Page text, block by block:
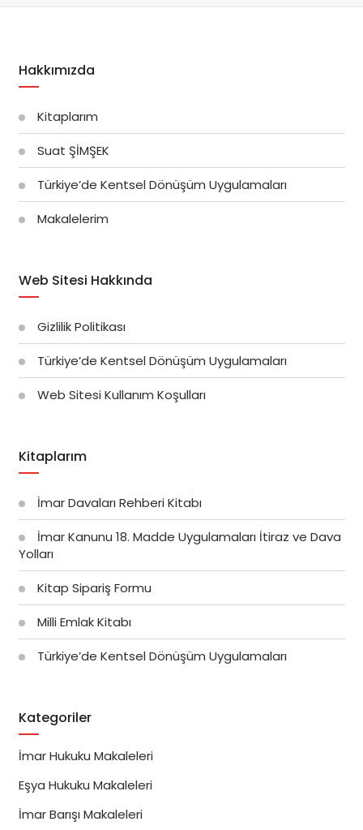
Hakkımızda
Kitaplarım
Suat ŞİMŞEK
Türkiye’de Kentsel Dönüşüm Uygulamaları
Makalelerim
Web Sitesi Hakkında
Gizlilik Politikası
Türkiye’de Kentsel Dönüşüm Uygulamaları
Web Sitesi Kullanım Koşulları
Kitaplarım
İmar Davaları Rehberi Kitabı
İmar Kanunu 18. Madde Uygulamaları İtiraz ve Dava
Yolları
Kitap Sipariş Formu
Milli Emlak Kitabı
Türkiye’de Kentsel Dönüşüm Uygulamaları
Kategoriler
İmar Hukuku Makaleleri
Eşya Hukuku Makaleleri
İmar Barışı Makaleleri